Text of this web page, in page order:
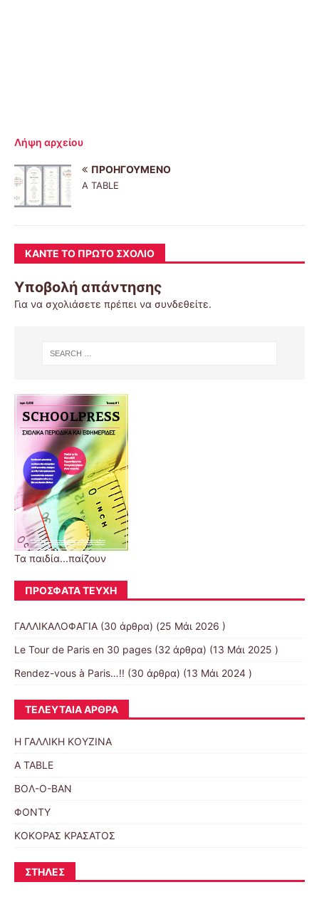
Λήψη αρχείου
ΠΡΟΗΓΟΎΜΕΝΟ
A TABLE
ΚΆΝΤΕ ΤΟ ΠΡΏΤΟ ΣΧΌΛΙΟ
Υποβολή απάντησης
Για να σχολιάσετε πρέπει να συνδεθείτε.
Τα παιδία...παίζουν
ΠΡΌΣΦΑΤΑ ΤΕΎΧΗ
ΓΑΛΛΙΚΑΛΟΦΑΓΙΑ (30 άρθρα) (25 Μάι 2026 )
Le Tour de Paris en 30 pages (32 άρθρα) (13 Μάι 2025 )
Rendez-vous à Paris…!! (30 άρθρα) (13 Μάι 2024 )
ΤΕΛΕΥΤΑΊΑ ΆΡΘΡΑ
Η ΓΑΛΛΙΚΗ ΚΟΥΖΙΝΑ
A TABLE
ΒΟΛ-Ο-ΒΑΝ
ΦΟΝΤΥ
ΚΟΚΟΡΑΣ ΚΡΑΣΑΤΟΣ
ΣΤΉΛΕΣ